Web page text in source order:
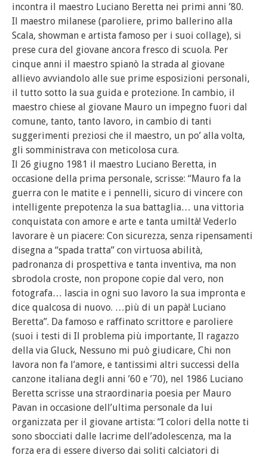
incontra il maestro Luciano Beretta nei primi anni ’80.
Il maestro milanese (paroliere, primo ballerino alla
Scala, showman e artista famoso per i suoi collage), si
prese cura del giovane ancora fresco di scuola. Per
cinque anni il maestro spianò la strada al giovane
allievo avviandolo alle sue prime esposizioni personali,
il tutto sotto la sua guida e protezione. In cambio, il
maestro chiese al giovane Mauro un impegno fuori dal
comune, tanto, tanto lavoro, in cambio di tanti
suggerimenti preziosi che il maestro, un po’ alla volta,
gli somministrava con meticolosa cura.
Il 26 giugno 1981 il maestro Luciano Beretta, in
occasione della prima personale, scrisse: “Mauro fa la
guerra con le matite e i pennelli, sicuro di vincere con
intelligente prepotenza la sua battaglia… una vittoria
conquistata con amore e arte e tanta umiltà! Vederlo
lavorare è un piacere: Con sicurezza, senza ripensamenti
disegna a “spada tratta” con virtuosa abilità,
padronanza di prospettiva e tanta inventiva, ma non
sbrodola croste, non propone copie dal vero, non
fotografa… lascia in ogni suo lavoro la sua impronta e
dice qualcosa di nuovo. …più di un papà! Luciano
Beretta”. Da famoso e raffinato scrittore e paroliere
(suoi i testi di Il problema più importante, Il ragazzo
della via Gluck, Nessuno mi può giudicare, Chi non
lavora non fa l’amore, e tantissimi altri successi della
canzone italiana degli anni ’60 e ’70), nel 1986 Luciano
Beretta scrisse una straordinaria poesia per Mauro
Pavan in occasione dell’ultima personale da lui
organizzata per il giovane artista: “I colori della notte ti
sono sbocciati dalle lacrime dell’adolescenza, ma la
forza era di essere diverso dai soliti calciatori di